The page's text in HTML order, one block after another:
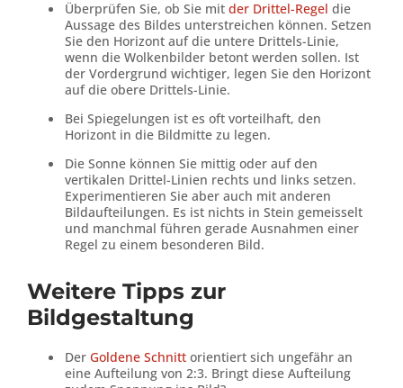
Überprüfen Sie, ob Sie mit der Drittel-Regel die
Aussage des Bildes unterstreichen können. Setzen
Sie den Horizont auf die untere Drittels-Linie,
wenn die Wolkenbilder betont werden sollen. Ist
der Vordergrund wichtiger, legen Sie den Horizont
auf die obere Drittels-Linie.
Bei Spiegelungen ist es oft vorteilhaft, den
Horizont in die Bildmitte zu legen.
Die Sonne können Sie mittig oder auf den
vertikalen Drittel-Linien rechts und links setzen.
Experimentieren Sie aber auch mit anderen
Bildaufteilungen. Es ist nichts in Stein gemeisselt
und manchmal führen gerade Ausnahmen einer
Regel zu einem besonderen Bild.
Weitere Tipps zur
Bildgestaltung
Der Goldene Schnitt orientiert sich ungefähr an
eine Aufteilung von 2:3. Bringt diese Aufteilung